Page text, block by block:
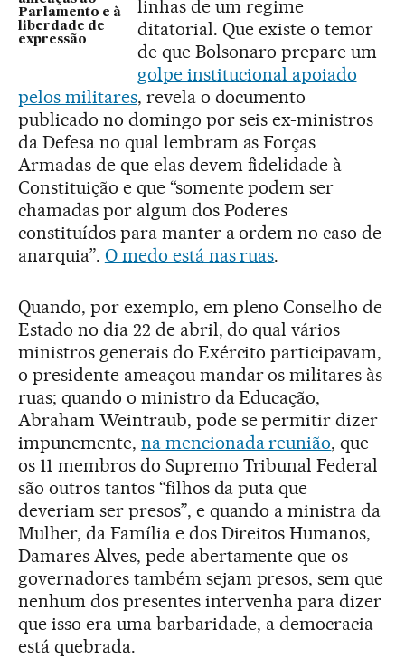
Parlamento e à
liberdade de
expressão
linhas de um regime
ditatorial. Que existe o temor
de que Bolsonaro prepare um
golpe institucional apoiado
pelos militares, revela o documento
publicado no domingo por seis ex-ministros
da Defesa no qual lembram as Forças
Armadas de que elas devem fidelidade à
Constituição e que “somente podem ser
chamadas por algum dos Poderes
constituídos para manter a ordem no caso de
anarquia”. O medo está nas ruas.
Quando, por exemplo, em pleno Conselho de
Estado no dia 22 de abril, do qual vários
ministros generais do Exército participavam,
o presidente ameaçou mandar os militares às
ruas; quando o ministro da Educação,
Abraham Weintraub, pode se permitir dizer
impunemente, na mencionada reunião, que
os 11 membros do Supremo Tribunal Federal
são outros tantos “filhos da puta que
deveriam ser presos”, e quando a ministra da
Mulher, da Família e dos Direitos Humanos,
Damares Alves, pede abertamente que os
governadores também sejam presos, sem que
nenhum dos presentes intervenha para dizer
que isso era uma barbaridade, a democracia
está quebrada.